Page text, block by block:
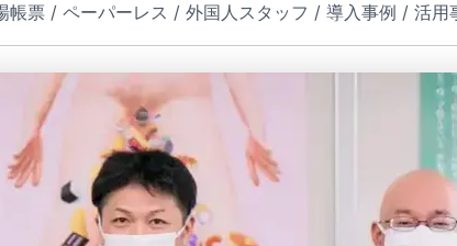
票 / ペーパーレス / 外国人スタッフ / 導入事例 / 活用